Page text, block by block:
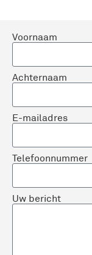
Voornaam
Achternaam
E-mailadres
Telefoonnummer
Uw bericht